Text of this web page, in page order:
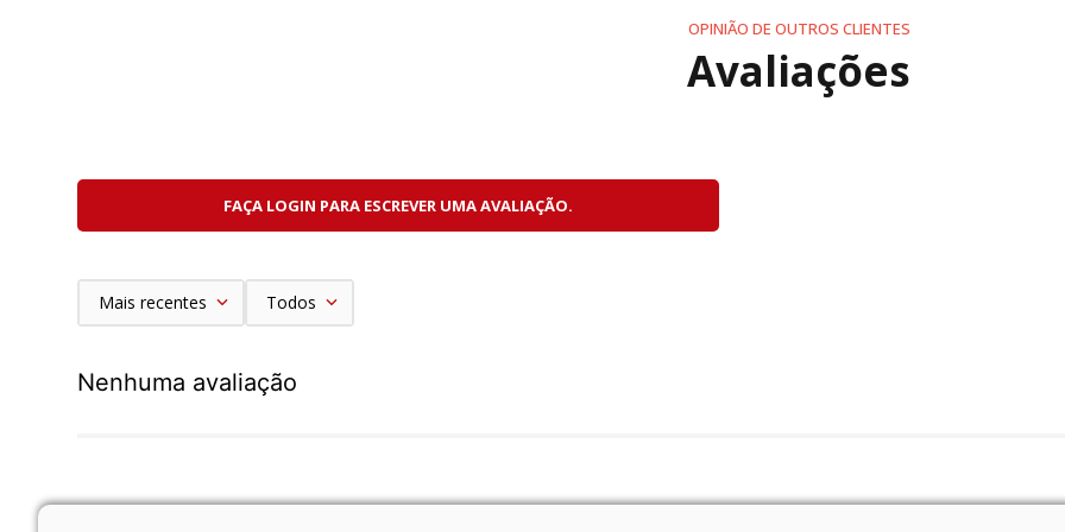
Para reprodução de mídia, pré-visualização e navegação nos menus, a X-E5 possui um LCD touchscreen de
milhão de pontos. Deslocado para o lado esquerdo da placa superior de alumínio, encontra-se o visor
modos de Visualização Surround que definem se a borda externa de um quadro é contornada,
proporções diferentes de 3:2.
Estabilização aprimorada:
Projetada para fotógrafos e cinegrafistas que estão sempre em movimento, a X-E5 oferece estabilização de
minimizando a trepidação da câmera em condições desafiadoras.
Fotografe imagens nítidas em condições de pouca luz com velocidades de obturador mais lentas, sem a
Com sua placa superior de alumínio, empunhadura aprimorada e design clássico de telêmetro, a X-E5 é tão
OPINIÃO DE OUTROS CLIENTES
Avaliações
FAÇA LOGIN PARA ESCREVER UMA AVALIAÇÃO.
Mais recentes Todos
Nenhuma avaliação